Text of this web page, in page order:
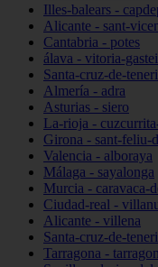
Illes-balears -
Alicante - sant-
Cantabria - potes
álava - vitoria-
Santa-cruz-de-
Almería - adra
Asturias - siero
La-rioja -
Girona - sant-feliu-
Valencia - alboraya
Málaga - sayalonga
Murcia - caravaca-
Ciudad-real -
Alicante - villena
Santa-cruz-de-
Tarragona -